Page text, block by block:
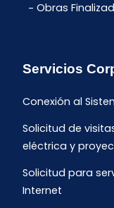
Obras
Servicios
Conexión al
Solicitud de
eléctrica y
Solicitud para
Internet